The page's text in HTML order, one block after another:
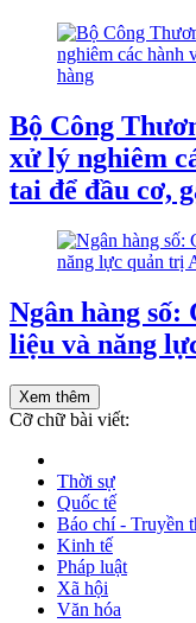
Bộ Công
xử lý nghiêm
tai để đầu cơ,
Ngân hàng số:
liệu và năng
Xem thêm
Cỡ chữ bài viết:
Thời sự
Quốc tế
Báo chí - Truyền
Kinh tế
Pháp luật
Xã hội
Văn hóa